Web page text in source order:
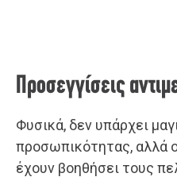
Προσεγγίσεις
Φυσικά, δεν υπάρχει
προσωπικότητας, αλλά
έχουν βοηθήσει τους